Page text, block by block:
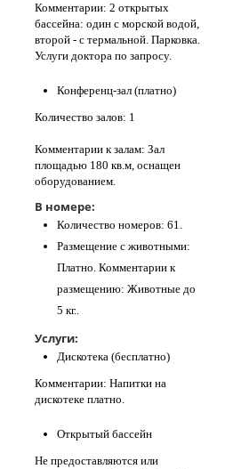
Комментарии: 2 открытых
бассейна: один с морской водой,
второй - с термальной. Парковка.
Услуги доктора по запросу.
Конференц-зал (платно)
Количество залов: 1
Комментарии к залам: Зал
площадью 180 кв.м, оснащен
оборудованием.
В номере:
Количество номеров: 61.
Размещение с животными:
Платно. Комментарии к
размещению: Животные до
5 кг..
Услуги:
Дискотека (бесплатно)
Комментарии: Напитки на
дискотеке платно.
Открытый бассейн
Не предоставляются или